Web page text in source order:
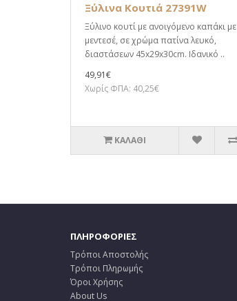
Ξύλινα Κουτιά 27391W
Ξύλινο κουτί με ανοιγόμενο καπάκι με
μεντεσέ, σε χρώμα πατίνα λευκό,
διαστάσεων 45x29x30cm. Ιδανικό ..
49,91€
Χωρίς ΦΠΑ: 40,25€
ΚΑΛΆΘΙ
ΠΛΗΡΟΦΟΡΙΕΣ
Τρόποι Αποστολής
Τρόποι Πληρωμής
Όροι Χρήσης
About Us